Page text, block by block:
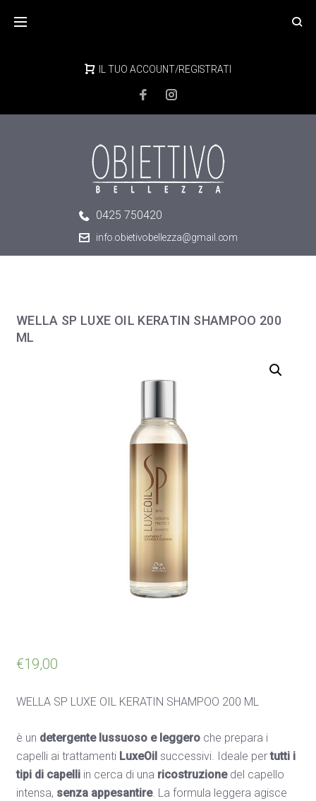
IL TUO ACCOUNT/REGISTRATI
0425 750420
info.obietivobellezza@gmail.com
WELLA SP LUXE OIL KERATIN SHAMPOO 200
ML
€19,00
WELLA SP LUXE OIL KERATIN SHAMPOO 200 ML
è un detergente lussuoso e leggeroche prepara i
capelli ai trattamenti LuxeOil successivi. Ideale pertutti i
tipi di capelliin cerca di una ricostruzionedel capello
intensa, senza appesantire. La formula leggera agisce